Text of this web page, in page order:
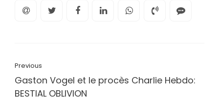
Previous
Gaston Vogel et le procès Charlie Hebdo:
BESTIAL OBLIVION